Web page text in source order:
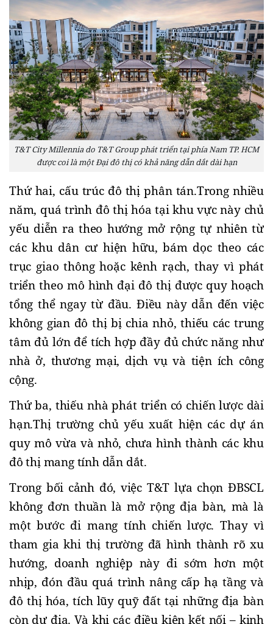
T&T City Millennia do T&T Group phát triển tại phía Nam TP. HCM
được coi là một Đại đô thị có khả năng dẫn dắt dài hạn
Thứ hai, cấu trúc đô thị phân tán.Trong nhiều
năm, quá trình đô thị hóa tại khu vực này chủ
yếu diễn ra theo hướng mở rộng tự nhiên từ
các khu dân cư hiện hữu, bám dọc theo các
trục giao thông hoặc kênh rạch, thay vì phát
triển theo mô hình đại đô thị được quy hoạch
tổng thể ngay từ đầu. Điều này dẫn đến việc
không gian đô thị bị chia nhỏ, thiếu các trung
tâm đủ lớn để tích hợp đầy đủ chức năng như
nhà ở, thương mại, dịch vụ và tiện ích công
cộng.
Thứ ba, thiếu nhà phát triển có chiến lược dài
hạn.Thị trường chủ yếu xuất hiện các dự án
quy mô vừa và nhỏ, chưa hình thành các khu
đô thị mang tính dẫn dắt.
Trong bối cảnh đó, việc T&T lựa chọn ĐBSCL
không đơn thuần là mở rộng địa bàn, mà là
một bước đi mang tính chiến lược. Thay vì
tham gia khi thị trường đã hình thành rõ xu
hướng, doanh nghiệp này đi sớm hơn một
nhịp, đón đầu quá trình nâng cấp hạ tầng và
đô thị hóa, tích lũy quỹ đất tại những địa bàn
còn dư địa. Và khi các điều kiện kết nối – kinh